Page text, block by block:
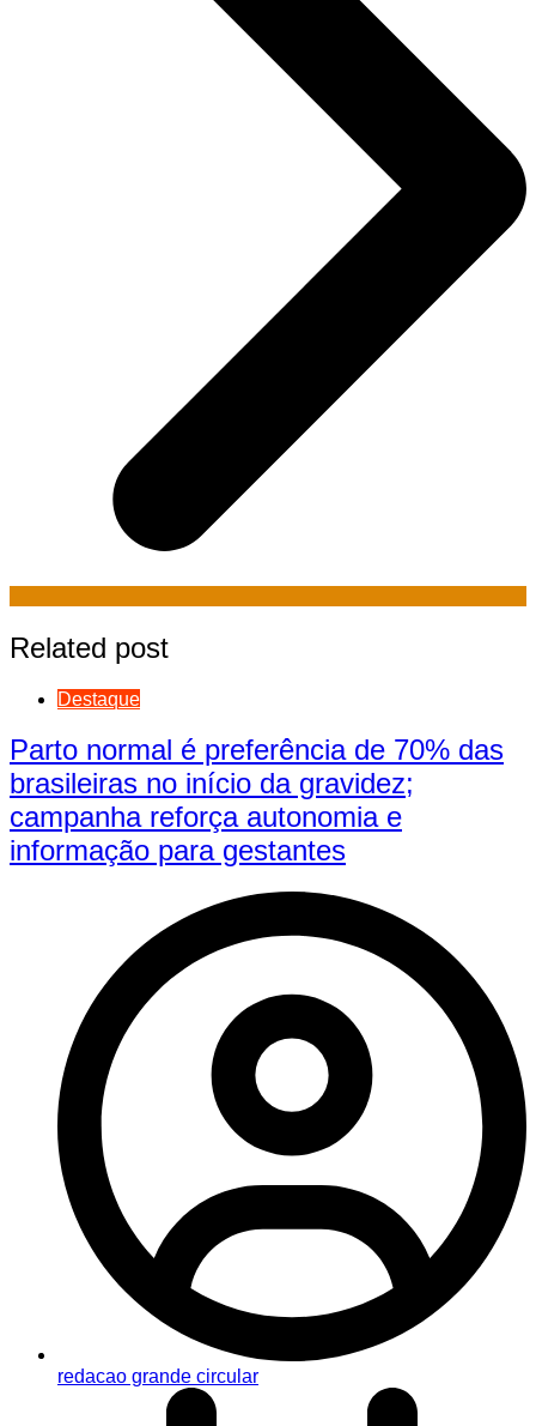
Related post
Destaque
Parto normal é preferência de 70% das
brasileiras no início da gravidez;
campanha reforça autonomia e
informação para gestantes
redacao grande circular